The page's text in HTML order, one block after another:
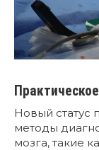
Новый статус
методы
мозга, такие